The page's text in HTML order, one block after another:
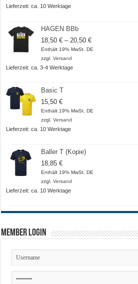
Lieferzeit: ca. 10 Werktage
HAGEN BBb
18,50€ – 20,50€Preisspanne:
18,50 €
Enthält 19% MwSt. DE
zzgl.Versand
Lieferzeit: ca. 3-4 Werktage
Basic T
15,50€
Enthält 19% MwSt. DE
zzgl.Versand
Lieferzeit: ca. 10 Werktage
Baller T (Kopie)
18,85€
Enthält 19% MwSt. DE
zzgl.Versand
Lieferzeit: ca. 10 Werktage
Member Login